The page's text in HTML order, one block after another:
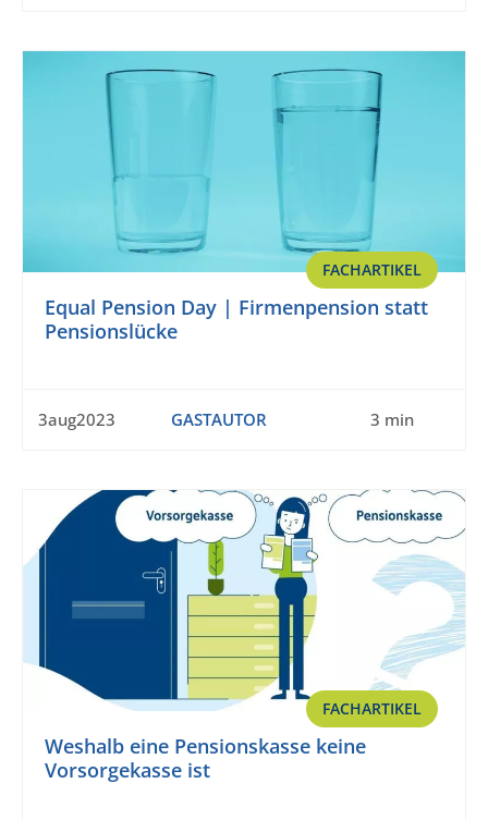
FACHARTIKEL
Equal Pension Day | Firmenpension statt
Pensionslücke
3aug2023 GASTAUTOR 3 min
FACHARTIKEL
Weshalb eine Pensionskasse keine
Vorsorgekasse ist